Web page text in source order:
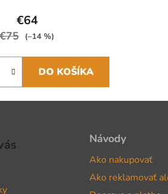
€64
€75 (–14 %)
DO KOŠÍKA
Návody
Ako nakupovať
Ako reklamovať